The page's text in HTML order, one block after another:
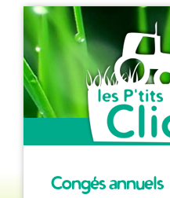
Congés annuels